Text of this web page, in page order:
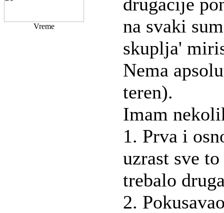
Vreme
na svaki
skuplja'
Nema
teren).
Imam
1. Prva i
uzrast sve
trebalo
2.